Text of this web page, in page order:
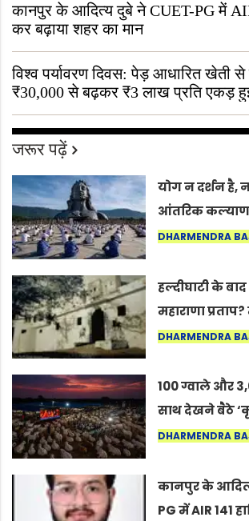
कानपुर के आदित्य दुबे ने CUET-PG में
कर बढ़ाया शहर का मान
विश्व पर्यावरण दिवस: पेड़ आधारित खेती
₹30,000 से बढ़कर ₹3 लाख प्रति एकड़
जरूर पढ़ें
योग न दर्शन है,
आंतरिक कल्याण
अंतरराष्ट्रीय
DHARMENDRA
हल्दीघाटी के
महाराणा
का वह अनकहा
DHARMENDRA
100 ग्वाले और
साथ देखने बैठे
नागपुर में दिखा
कर सकते हैं”
DHARMENDRA
कानपुर के
PG में AIR 141